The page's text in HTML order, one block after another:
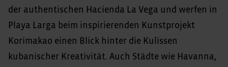
der authentischen Hacienda La Vega und werfen in
Playa Larga beim inspirierenden Kunstprojekt
Korimakao einen Blick hinter die Kulissen
kubanischer Kreativität. Auch Städte wie Havanna,